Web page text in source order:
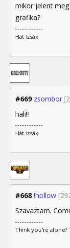
mikor jelent
grafika?
Hát Izsák
#669 zsombor
hali!!
Hát Izsák
#668 !hollow
Szavaztam.
Think you're alone?